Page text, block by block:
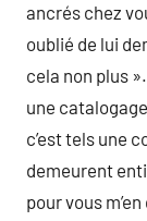
ancrés chez
oublié de lui
cela non plus
une
c’est tels une
demeurent
pour vous